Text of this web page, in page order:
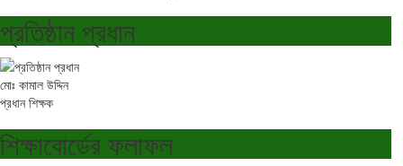
প্রতিষ্ঠান প্রধান
মোঃ কামাল উদ্দিন
প্রধান শিক্ষক
শিক্ষাবোর্ডের ফলাফল